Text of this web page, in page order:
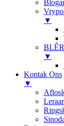
▼
BLÊR
▼
Kontak Ons
▼